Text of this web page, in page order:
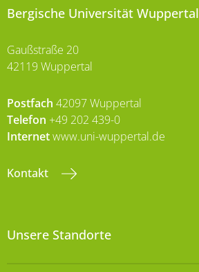
Bergische Universität Wuppertal
Gaußstraße 20
42119 Wuppertal
Postfach 42097 Wuppertal
Telefon +49 202 439-0
Internetwww.uni-wuppertal.de
Kontakt
Unsere Standorte